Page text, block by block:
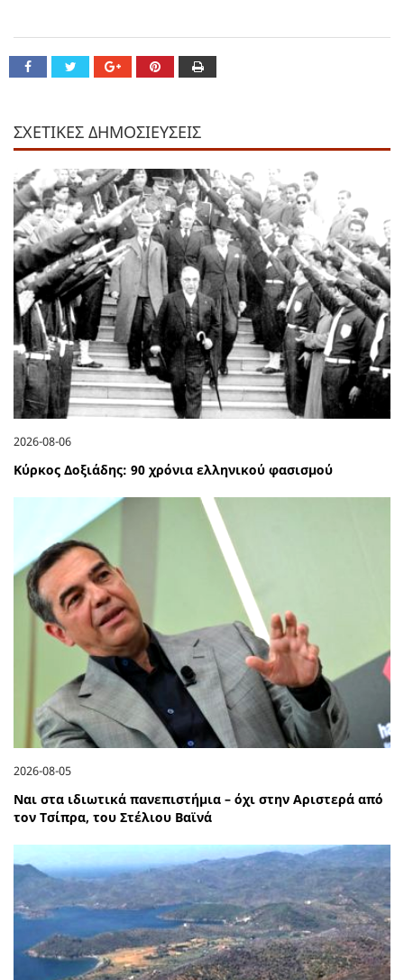
ΣΧΕΤΙΚΕΣ ΔΗΜΟΣΙΕΥΣΕΙΣ
2026-08-06
Κύρκος Δοξιάδης: 90 χρόνια ελληνικού φασισμού
2026-08-05
Ναι στα ιδιωτικά πανεπιστήμια – όχι στην Αριστερά από
τον Τσίπρα, του Στέλιου Βαϊνά